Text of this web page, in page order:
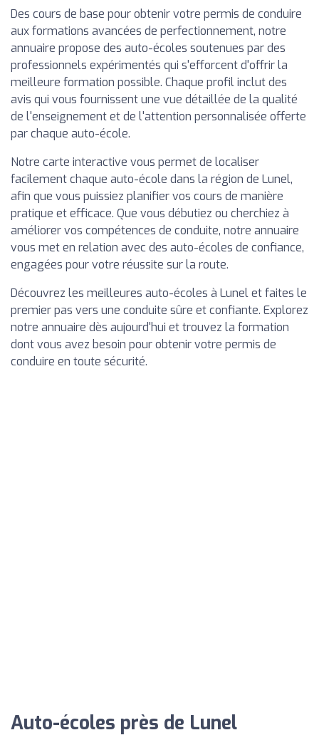
Des cours de base pour obtenir votre permis de conduire
aux formations avancées de perfectionnement, notre
annuaire propose des auto-écoles soutenues par des
professionnels expérimentés qui s'efforcent d'offrir la
meilleure formation possible. Chaque profil inclut des
avis qui vous fournissent une vue détaillée de la qualité
de l'enseignement et de l'attention personnalisée offerte
par chaque auto-école.
Notre carte interactive vous permet de localiser
facilement chaque auto-école dans la région de Lunel,
afin que vous puissiez planifier vos cours de manière
pratique et efficace. Que vous débutiez ou cherchiez à
améliorer vos compétences de conduite, notre annuaire
vous met en relation avec des auto-écoles de confiance,
engagées pour votre réussite sur la route.
Découvrez les meilleures auto-écoles à Lunel et faites le
premier pas vers une conduite sûre et confiante. Explorez
notre annuaire dès aujourd'hui et trouvez la formation
dont vous avez besoin pour obtenir votre permis de
conduire en toute sécurité.
Auto-écoles près de Lunel